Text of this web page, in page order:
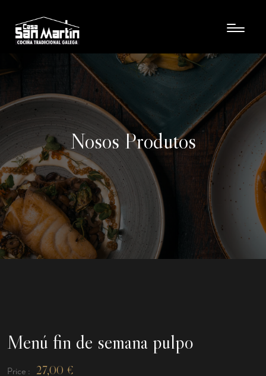
Nosos Produtos
Menú fin de semana pulpo
Price : 27,00 €